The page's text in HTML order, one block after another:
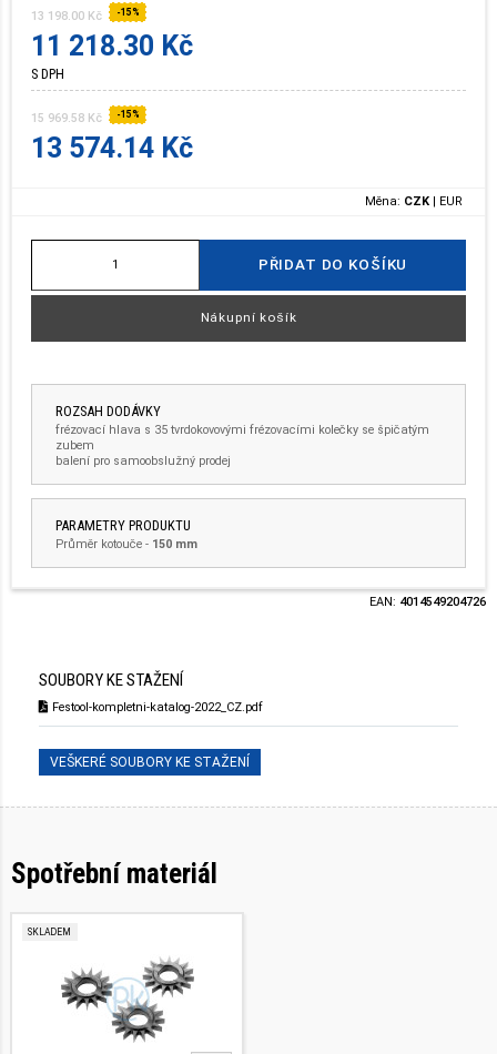
13 198.00 Kč -15%
11 218.30 Kč
S DPH
15 969.58 Kč -15%
13 574.14 Kč
Měna: CZK | EUR
PŘIDAT DO KOŠÍKU
Nákupní košík
ROZSAH DODÁVKY
frézovací hlava s 35 tvrdokovovými frézovacími kolečky se špičatým
zubem
balení pro samoobslužný prodej
PARAMETRY PRODUKTU
Průměr kotouče- 150 mm
EAN: 4014549204726
SOUBORY KE STAŽENÍ
Festool-kompletni-katalog-2022_CZ.pdf
VEŠKERÉ SOUBORY KE STAŽENÍ
Spotřební materiál
SKLADEM